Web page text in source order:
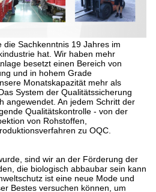
die Sachkenntnis 19 Jahres im
hat. Wir haben mehr
besetzt einen Bereich von
und in hohem Grade
Monatskapazität mehr als
System der Qualitätssicherung
angewendet. An jedem Schritt der
Qualitätskontrolle - von der
von Rohstoffen,
zu OQC.
sind wir an der Förderung der
die biologisch abbaubar sein kann
ist eine neue Mode und
Bestes versuchen können, um